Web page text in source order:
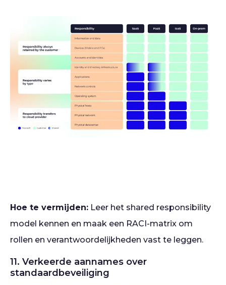
Hoe te vermijden: Leer het shared responsibility
model kennen en maak een RACI-matrix om
rollen en verantwoordelijkheden vast te leggen.
11. Verkeerde aannames over
standaardbeveiliging